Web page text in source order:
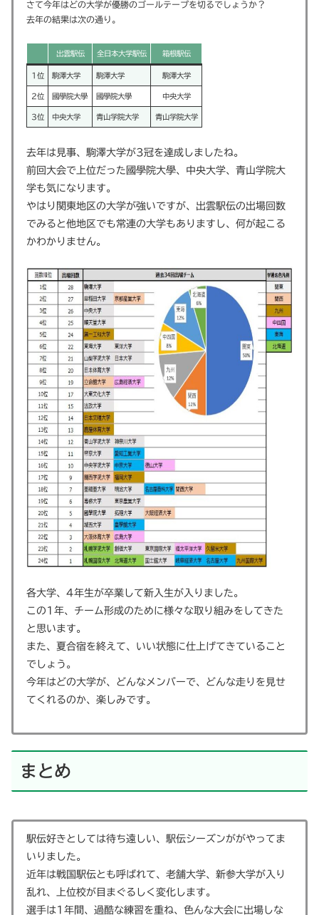
さて今年はどの大学が優勝のゴールテープを切るでしょうか？
去年の結果は次の通り。
出雲駅伝 全日本大学駅伝 箱根駅伝
1位 駒澤大学 駒澤大学 駒澤大学
2位 國學院大學 國學院大學 中央大学
3位 中央大学 青山学院大学 青山学院大学
去年は見事、駒澤大学が3冠を達成しましたね。
前回大会で上位だった國學院大學、中央大学、青山学院大
学も気になります。
やはり関東地区の大学が強いですが、出雲駅伝の出場回数
でみると他地区でも常連の大学もありますし、何が起こる
かわかりません。
各大学、4年生が卒業して新入生が入りました。
この1年、チーム形成のために様々な取り組みをしてきた
と思います。
また、夏合宿を終えて、いい状態に仕上げてきていること
でしょう。
今年はどの大学が、どんなメンバーで、どんな走りを見せ
てくれるのか、楽しみです。
まとめ
駅伝好きとしては待ち遠しい、駅伝シーズンががやってま
いりました。
近年は戦国駅伝とも呼ばれて、老舗大学、新参大学が入り
乱れ、上位校が目まぐるしく変化します。
選手は1年間、過酷な練習を重ね、色んな大会に出場しな